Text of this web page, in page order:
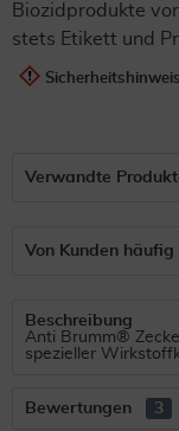
Biozidprodukte
stets Etikett und
Sicherheitshinweis
Verwandte
Von Kunden
Beschreibung
Anti Brumm®
spezieller
Bewertungen 3